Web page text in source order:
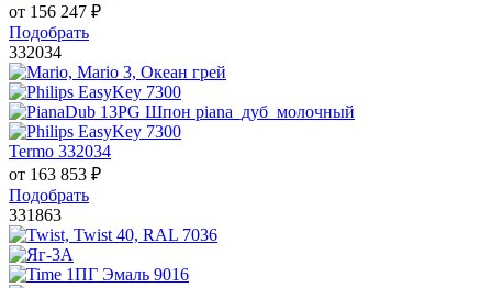
от 156 247 ₽
Подобрать
332034
Termo 332034
от 163 853 ₽
Подобрать
331863